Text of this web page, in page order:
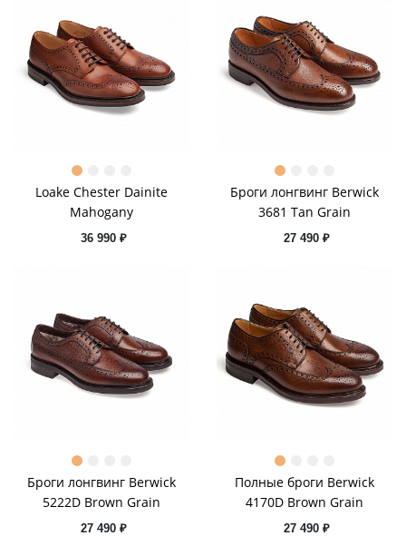
Loake Chester Dainite
Mahogany
36 990 ₽
Броги лонгвинг Berwick
3681 Tan Grain
27 490 ₽
Броги лонгвинг Berwick
5222D Brown Grain
27 490 ₽
Полные броги Berwick
4170D Brown Grain
27 490 ₽